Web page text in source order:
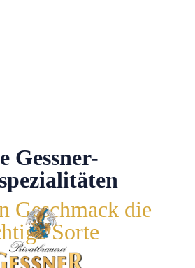
Gessner-
Geschmack die
Sorte